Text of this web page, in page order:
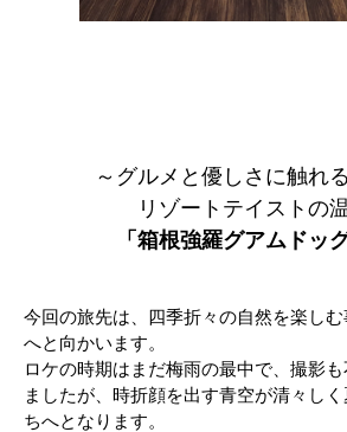
～グルメと優しさに触れ
リゾートテイストの
「箱根強羅グアムドッ
今回の旅先は、四季折々の自然を楽し
へと向かいます。
ロケの時期はまだ梅雨の最中で、撮影
ましたが、時折顔を出す青空が清々し
ちへとなります。